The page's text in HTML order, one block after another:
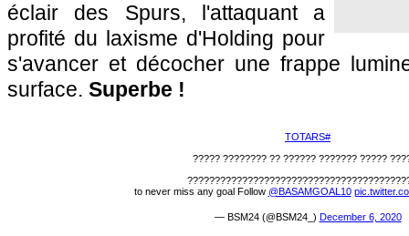
éclair des Spurs, l'attaquant a
profité du laxisme d'Holding pour
s'avancer et décocher une frappe
surface. Superbe !
#TOTARS
?????? ????? ??????? ?????? ?? ????????
to never miss any goal Follow @BASAMGOAL10
— BSM24 (@BSM24_) December 6, 2020